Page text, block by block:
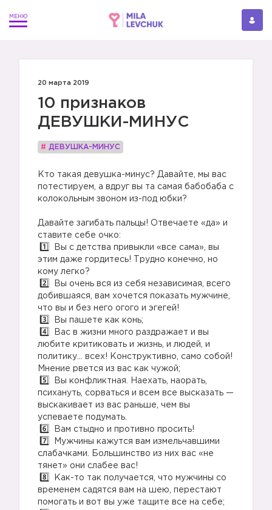
20 марта 2019
10 признаков
ДЕВУШКИ-МИНУС
# ДЕВУШКА-МИНУС
Кто такая девушка-минус? Давайте, мы вас
потестируем, а вдруг вы та самая бабобаба с
колокольным звоном из-под юбки?
Давайте загибать пальцы! Отвечаете «да» и
ставите себе очко:
Вы с детства привыкли «все сама», вы
этим даже гордитесь! Трудно конечно, но
кому легко?
Вы очень вся из себя независимая, всего
добившаяся, вам хочется показать мужчине,
что вы и без него огого и эгегей!
Вы пашете как конь;
Вас в жизни много раздражает и вы
любите критиковать и жизнь, и людей, и
политику… всех! Конструктивно, само собой!
Мнение рвется из вас как чужой;
Вы конфликтная. Наехать, наорать,
психануть, сорваться и всем все высказать —
выскакивает из вас раньше, чем вы
успеваете подумать.
Вам стыдно и противно просить!
Мужчины кажутся вам измельчавшими
слабачками. Большинство из них вас «не
тянет» они слабее вас!
Как-то так получается, что мужчины со
временем садятся вам на шею, перестают
помогать и вот вы уже тащите все на себе;